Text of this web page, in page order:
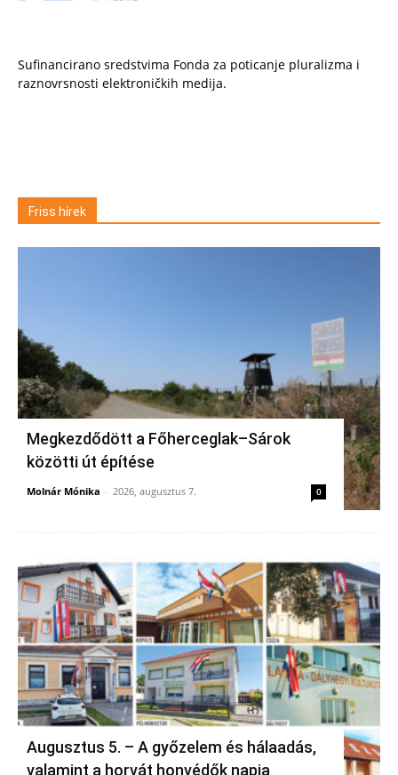
Sufinancirano sredstvima Fonda za poticanje pluralizma i
raznovrsnosti elektroničkih medija.
Friss hírek
Megkezdődött a Főherceglak–Sárok
közötti út építése
Molnár Mónika - 2026, augusztus 7. 0
Augusztus 5. – A győzelem és hálaadás,
valamint a horvát honvédők napja